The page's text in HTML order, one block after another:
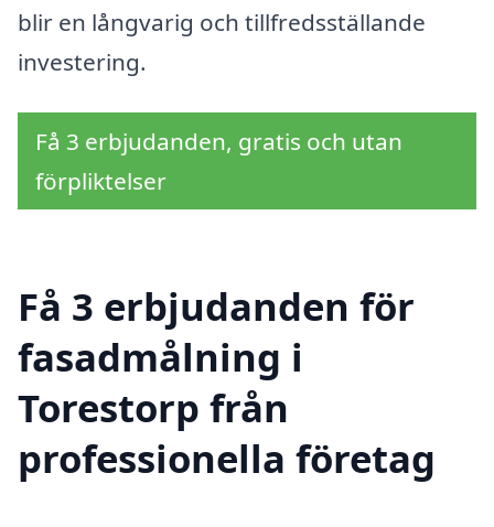
blir en långvarig och tillfredsställande
investering.
Få 3 erbjudanden, gratis och utan
förpliktelser
Få 3 erbjudanden för
fasadmålning i
Torestorp från
professionella företag